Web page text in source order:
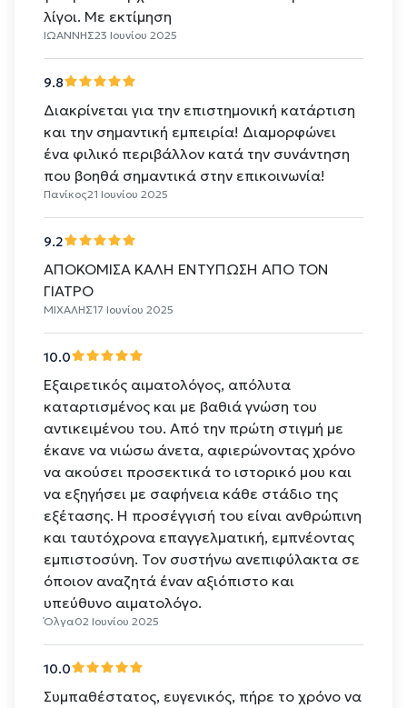
λίγοι. Με εκτίμηση
ΙΩΑΝΝΗΣ23 Ιουνίου 2025
9.8
Διακρίνεται για την επιστημονική κατάρτιση
και την σημαντική εμπειρία! Διαμορφώνει
ένα φιλικό περιβάλλον κατά την συνάντηση
που βοηθά σημαντικά στην επικοινωνία!
Πανίκος21 Ιουνίου 2025
9.2
ΑΠΟΚΟΜΙΣΑ ΚΑΛΗ ΕΝΤΥΠΩΣΗ ΑΠΟ ΤΟΝ
ΓΙΑΤΡΟ
ΜΙΧΑΛΗΣ17 Ιουνίου 2025
10.0
Εξαιρετικός αιματολόγος, απόλυτα
καταρτισμένος και με βαθιά γνώση του
αντικειμένου του. Από την πρώτη στιγμή με
έκανε να νιώσω άνετα, αφιερώνοντας χρόνο
να ακούσει προσεκτικά το ιστορικό μου και
να εξηγήσει με σαφήνεια κάθε στάδιο της
εξέτασης. Η προσέγγισή του είναι ανθρώπινη
και ταυτόχρονα επαγγελματική, εμπνέοντας
εμπιστοσύνη. Τον συστήνω ανεπιφύλακτα σε
όποιον αναζητά έναν αξιόπιστο και
υπεύθυνο αιματολόγο.
Όλγα02 Ιουνίου 2025
10.0
Συμπαθέστατος, ευγενικός, πήρε το χρόνο να